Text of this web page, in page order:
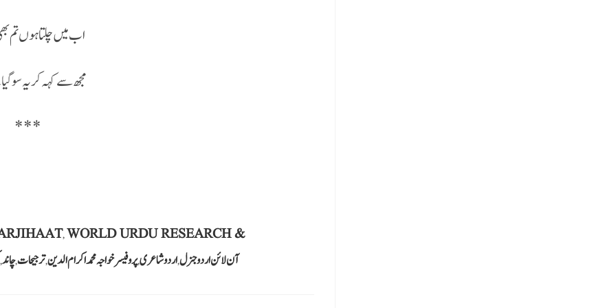
اب میں چلتا ہوں تم
مجھ سے کہہ کر یہ سو
***
,WORLD URDU RESEARCH &
آن لائن اردو جنرل,اردو شاعری,پروفیسر خواجہ محمد اکرام الدین,ترجیحات,چاند,